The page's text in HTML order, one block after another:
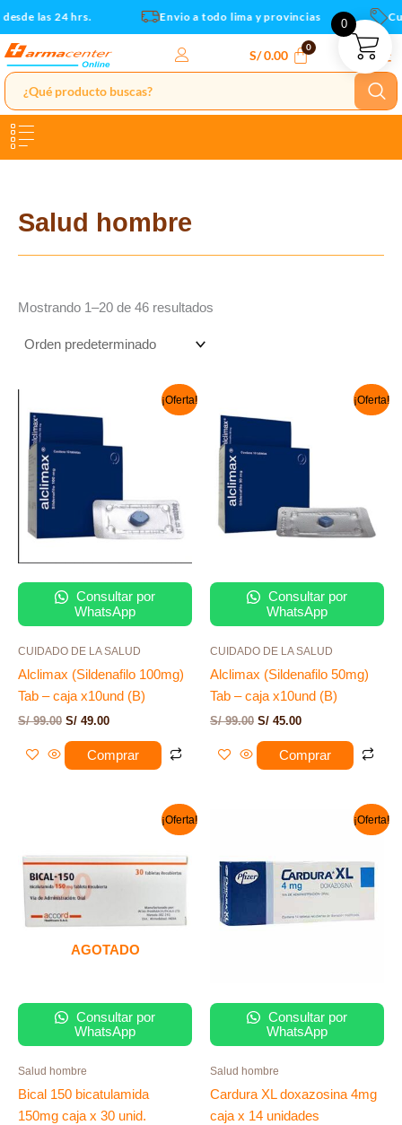
Ir
al
contenido
las 24 hrs. Envio a todo lima y provincias
S/0.00
Salud hombre
Mostrando 1–20 de 46 resultados
¡Oferta!
Consultar por
WhatsApp
CUIDADO DE LA SALUD
Alclimax (Sildenafilo 100mg)
Tab – caja x10und (B)
S/99.00
original
S/ 99.00.
S/ 49.00
S/ 49.00.
Comprar
¡Oferta!
Consultar por
WhatsApp
CUIDADO DE LA SALUD
Alclimax (Sildenafilo 50mg)
Tab – caja x10und (B)
S/99.00
original
S/ 99.00.
S/ 45.00
S/ 45.00.
Comprar
¡Oferta!
AGOTADO
Consultar por
WhatsApp
Salud hombre
Bical 150 bicatulamida
150mg caja x 30 unid.
era:
S/ 455.00.
es:
S/ 225.00.
¡Oferta!
Consultar por
WhatsApp
Salud hombre
Cardura XL doxazosina 4mg
caja x 14 unidades
era:
S/ 110.00.
es:
S/ 101.90.
0